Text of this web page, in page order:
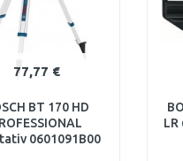
77,77 €
BT 170 HD
0601091B00
LR